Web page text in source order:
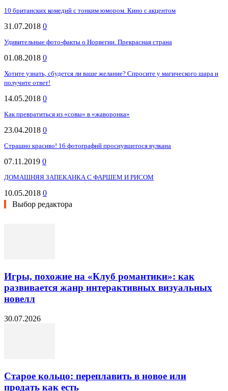
10 британских комедий с тонким юмором. Кино с акцентом
31.07.2018 0
Удивительные фото-факты о Норвегии. Прекрасная страна
01.08.2018 0
Хотите узнать, сбудется ли ваше желание? Спросите у магического шара и
получите ответ!
14.05.2018 0
Как превратиться из «совы» в «жаворонка»
23.04.2018 0
Страшно красиво! 16 фотографий проснувшегося вулкана
07.11.2019 0
ДОМАШНЯЯ ЗАПЕКАНКА С ФАРШЕМ И РИСОМ
10.05.2018 0
Выбор редактора
Игры, похожие на «Клуб романтики»: как
развивается жанр интерактивных визуальных
новелл
30.07.2026
Старое кольцо: переплавить в новое или
продать как есть